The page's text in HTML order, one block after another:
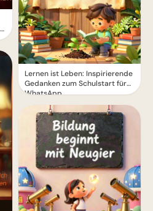
Lernen ist Leben: Inspirierende
Gedanken zum Schulstart für
WhatsApp.